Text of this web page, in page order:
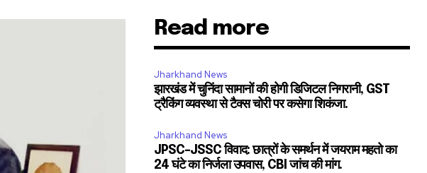
SUBSCRIBE
Read more
Jharkhand News
झारखंड में चुनिंदा सामानों की होगी डिजिटल निगरानी, GST
ट्रैकिंग व्यवस्था से टैक्स चोरी पर कसेगा शिकंजा.
Jharkhand News
JPSC-JSSC विवाद: छात्रों के समर्थन में जयराम महतो का
24 घंटे का निर्जला उपवास, CBI जांच की मांग.